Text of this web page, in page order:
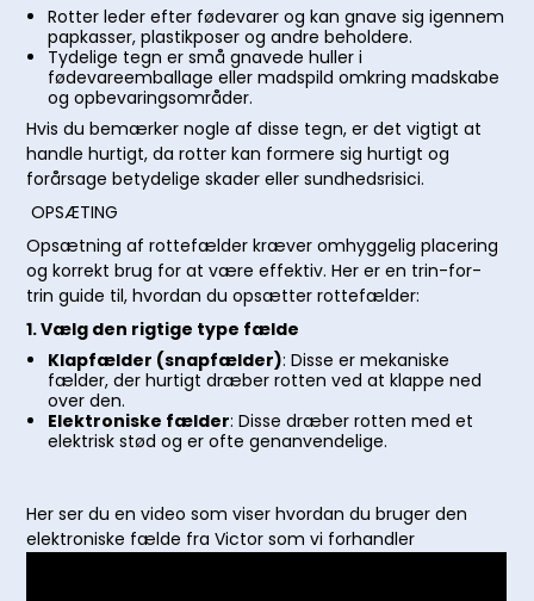
Rotter leder efter fødevarer og kan gnave sig igennem
papkasser, plastikposer og andre beholdere.
Tydelige tegn er små gnavede huller i
fødevareemballage eller madspild omkring madskabe
og opbevaringsområder.
Hvis du bemærker nogle af disse tegn, er det vigtigt at
handle hurtigt, da rotter kan formere sig hurtigt og
forårsage betydelige skader eller sundhedsrisici.
OPSÆTING
Opsætning af rottefælder kræver omhyggelig placering
og korrekt brug for at være effektiv. Her er en trin-for-
trin guide til, hvordan du opsætter rottefælder:
1. Vælg den rigtige type fælde
Klapfælder (snapfælder): Disse er mekaniske
fælder, der hurtigt dræber rotten ved at klappe ned
over den.
Elektroniske fælder: Disse dræber rotten med et
elektrisk stød og er ofte genanvendelige.
Her ser du en video som viser hvordan du bruger den
elektroniske fælde fra Victor som vi forhandler